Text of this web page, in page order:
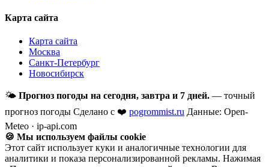
Карта сайта
Карта сайта
Москва
Санкт-Петербург
Новосибирск
🌤 Прогноз погоды на сегодня, завтра и 7 дней. — точный
прогноз погоды Сделано с ❤️ pogrommist.ru Данные: Open-
Meteo · ip-api.com
🍪 Мы используем файлы cookie
Этот сайт использует куки и аналогичные технологии для
аналитики и показа персонализированной рекламы. Нажимая